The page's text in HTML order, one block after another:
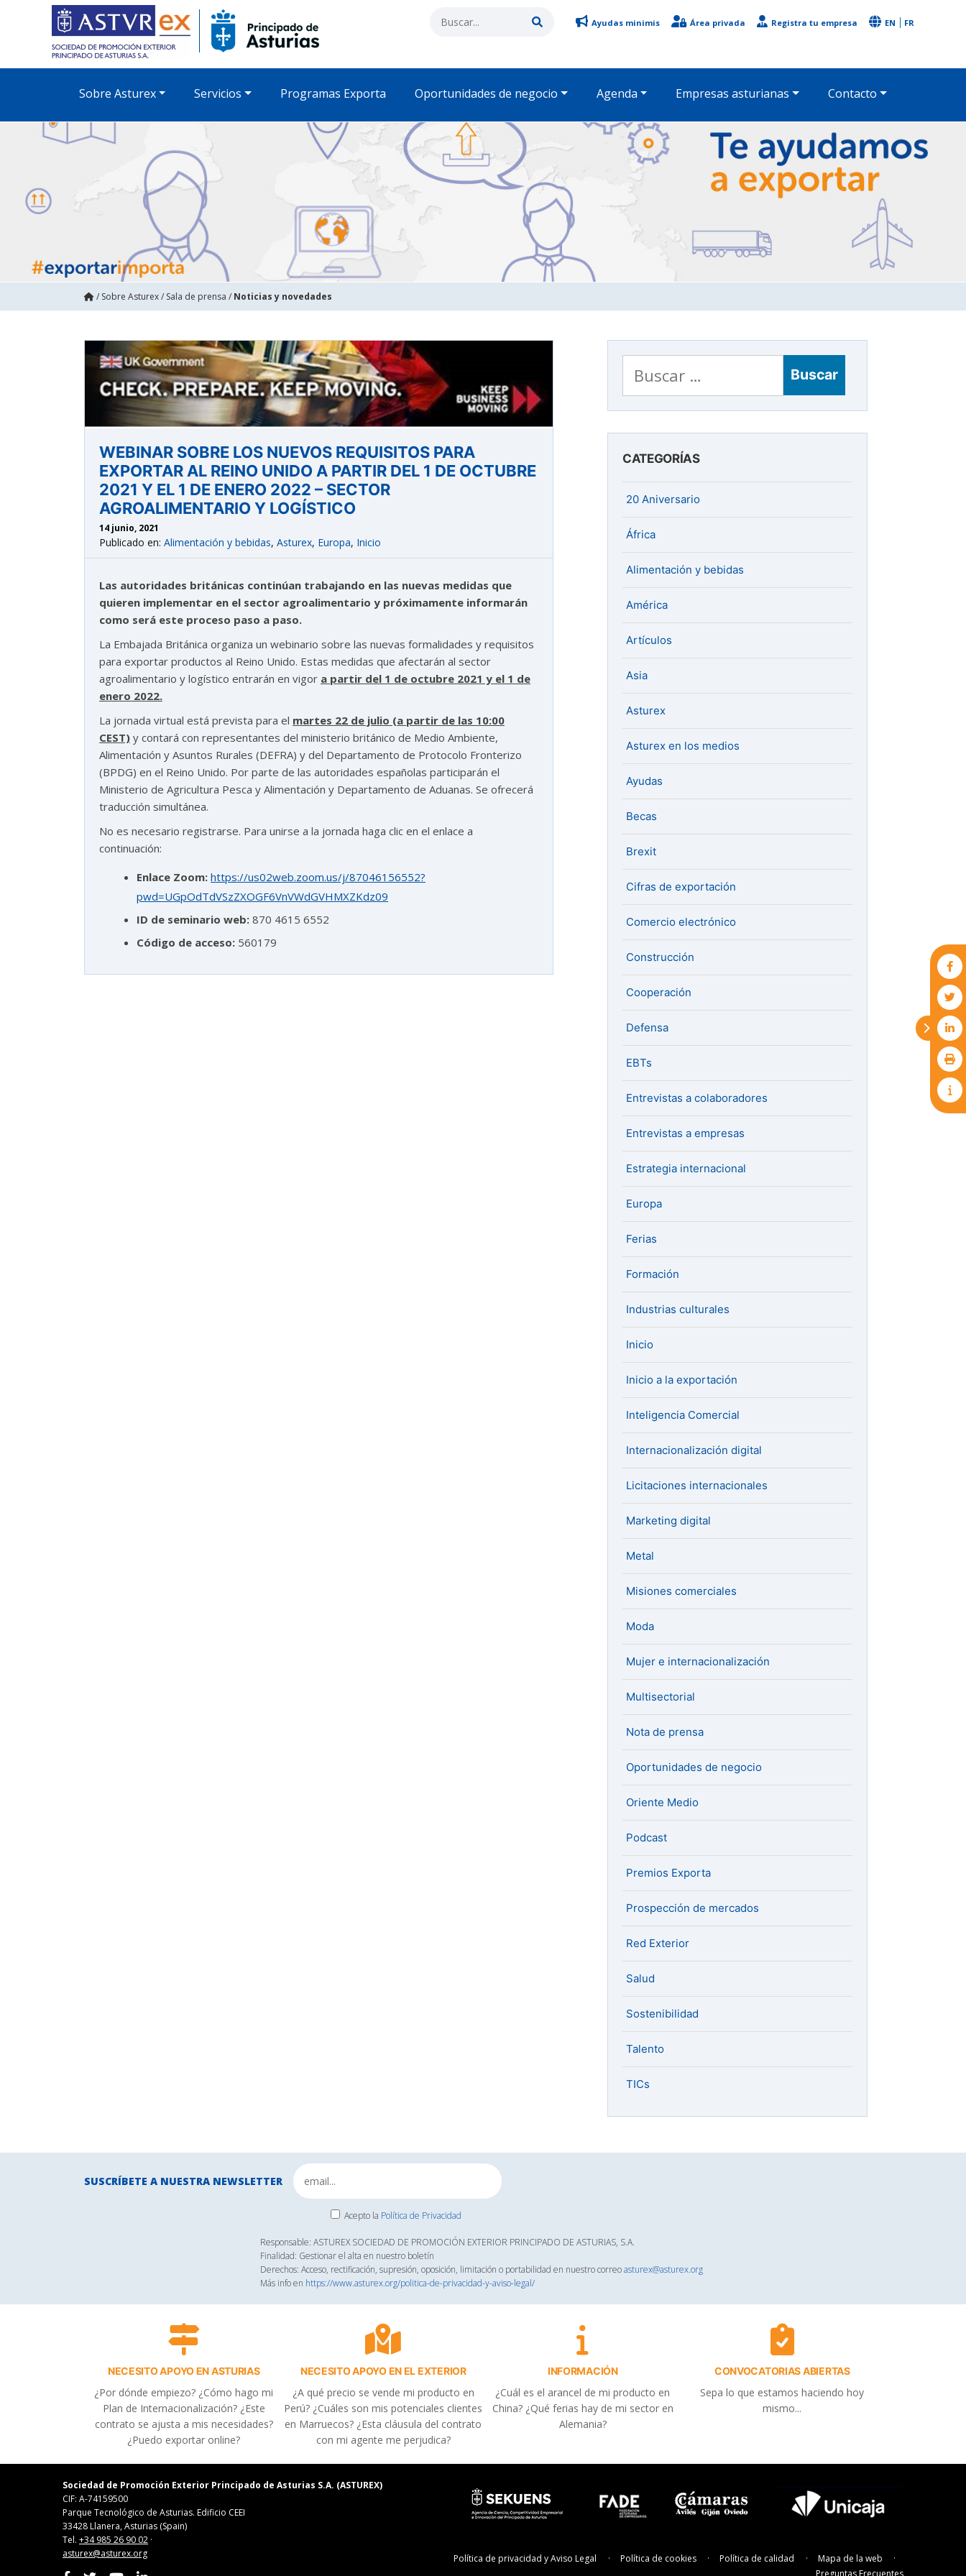
Ayudas minimis Área privada Registra tu empresa EN FR
Sobre Asturex Servicios Programas Exporta Oportunidades de negocio Agenda Empresas asturianas Contacto
/ Sobre Asturex/ Sala de prensa / Noticias y novedades
WEBINAR SOBRE LOS NUEVOS REQUISITOS PARA
EXPORTAR AL REINO UNIDO A PARTIR DEL 1 DE OCTUBRE
2021 Y EL 1 DE ENERO 2022 – SECTOR
AGROALIMENTARIO Y LOGÍSTICO
14 junio, 2021
Publicado en: Alimentación y bebidas, Asturex, Europa, Inicio
Las autoridades británicas continúan trabajando en las nuevas medidas que
quieren implementar en el sector agroalimentario y próximamente informarán
como será este proceso paso a paso.
La Embajada Británica organiza un webinario sobre las nuevas formalidades y requisitos
para exportar productos al Reino Unido. Estas medidas que afectarán al sector
agroalimentario y logístico entrarán en vigor a partir del 1 de octubre 2021 y el 1 de
enero 2022.
La jornada virtual está prevista para el martes 22 de julio (a partir de las 10:00
CEST) y contará con representantes del ministerio británico de Medio Ambiente,
Alimentación y Asuntos Rurales (DEFRA) y del Departamento de Protocolo Fronterizo
(BPDG) en el Reino Unido. Por parte de las autoridades españolas participarán el
Ministerio de Agricultura Pesca y Alimentación y Departamento de Aduanas. Se ofrecerá
traducción simultánea.
No es necesario registrarse. Para unirse a la jornada haga clic en el enlace a
continuación:
Enlace Zoom: https://us02web.zoom.us/j/87046156552?
pwd=UGpOdTdVSzZXOGF6VnVWdGVHMXZKdz09
ID de seminario web: 870 4615 6552
Código de acceso: 560179
Buscar:
CATEGORÍAS
20 Aniversario
África
Alimentación y bebidas
América
Artículos
Asia
Asturex
Asturex en los medios
Ayudas
Becas
Brexit
Cifras de exportación
Comercio electrónico
Construcción
Cooperación
Defensa
EBTs
Entrevistas a colaboradores
Entrevistas a empresas
Estrategia internacional
Europa
Ferias
Formación
Industrias culturales
Inicio
Inicio a la exportación
Inteligencia Comercial
Internacionalización digital
Licitaciones internacionales
Marketing digital
Metal
Misiones comerciales
Moda
Mujer e internacionalización
Multisectorial
Nota de prensa
Oportunidades de negocio
Oriente Medio
Podcast
Premios Exporta
Prospección de mercados
Red Exterior
Salud
Sostenibilidad
Talento
TICs
SUSCRÍBETE A NUESTRA NEWSLETTER
Acepto la Política de Privacidad
Responsable: ASTUREX SOCIEDAD DE PROMOCIÓN EXTERIOR PRINCIPADO DE ASTURIAS, S.A.
Finalidad: Gestionar el alta en nuestro boletín
Derechos: Acceso, rectificación, supresión, oposición, limitación o portabilidad en nuestro correoasturex@asturex.org
Más info en https://www.asturex.org/politica-de-privacidad-y-aviso-legal/
NECESITO APOYO EN ASTURIAS
¿Por dónde empiezo? ¿Cómo hago mi
Plan de Internacionalización? ¿Este
contrato se ajusta a mis necesidades?
¿Puedo exportar online?
NECESITO APOYO EN EL EXTERIOR
¿A qué precio se vende mi producto en
Perú? ¿Cuáles son mis potenciales clientes
en Marruecos? ¿Esta cláusula del contrato
con mi agente me perjudica?
INFORMACIÓN
¿Cuál es el arancel de mi producto en
China? ¿Qué ferias hay de mi sector en
Alemania?
CONVOCATORIAS ABIERTAS
Sepa lo que estamos haciendo hoy
mismo...
Sociedad de Promoción Exterior Principado de Asturias S.A. (ASTUREX)
CIF: A-74159500
Parque Tecnológico de Asturias. Edificio CEEI
33428 Llanera, Asturias (Spain)
Tel. +34 985 26 90 02 ·
asturex@asturex.org
Política de privacidad y Aviso Legal Política de cookies Política de calidad
Mapa de la web
Preguntas Frecuentes
astu
exportar importa
Estoy aquí para ayudarte
con la internacionalización de tu empresa e
informarte sobre los eventos y actividades
Al continuar con la Conversación, aceptas